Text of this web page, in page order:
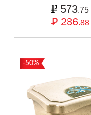
573.75
286.88
-50%